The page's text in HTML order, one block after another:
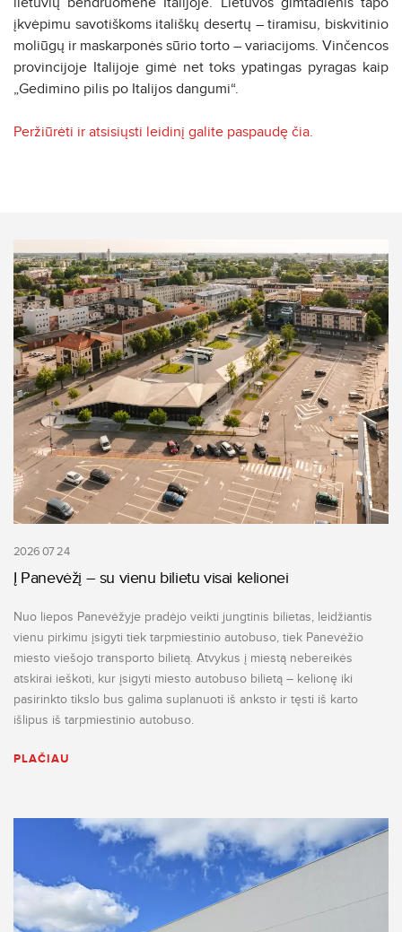
įkvėpimu savotiškoms itališkų desertų – tiramisu, biskvitinio
moliūgų ir maskarponės sūrio torto – variacijoms. Vinčencos
provincijoje Italijoje gimė net toks ypatingas pyragas kaip
„Gedimino pilis po Italijos dangumi“.
Peržiūrėti ir atsisiųsti leidinį galite paspaudę čia.
2026 07 24
Į Panevėžį – su vienu bilietu visai kelionei
Nuo liepos Panevėžyje pradėjo veikti jungtinis bilietas, leidžiantis
vienu pirkimu įsigyti tiek tarpmiestinio autobuso, tiek Panevėžio
miesto viešojo transporto bilietą. Atvykus į miestą nebereikės
atskirai ieškoti, kur įsigyti miesto autobuso bilietą – kelionę iki
pasirinkto tikslo bus galima suplanuoti iš anksto ir tęsti iš karto
išlipus iš tarpmiestinio autobuso.
PLAČIAU